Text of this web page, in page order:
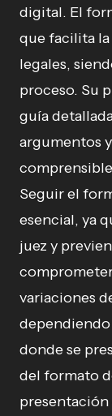
digital. El
que facilita
legales,
proceso. Su
guía
argumentos
Seguir el
esencial, ya
juez y
variaciones
donde se
del formato
presentación